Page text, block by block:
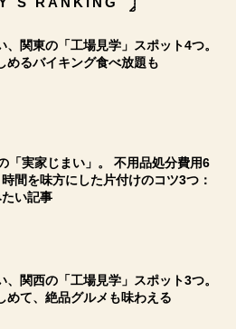
、関東の「工場見学」スポット4つ。
めるバイキング食べ放題も
「実家じまい」。 不用品処分費用6
間を味方にした片付けのコツ3つ：
い記事
、関西の「工場見学」スポット3つ。
めて、絶品グルメも味わえる